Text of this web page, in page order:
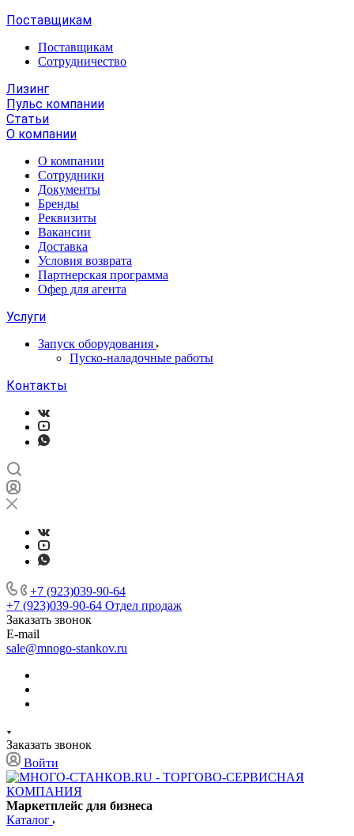
Поставщикам
Поставщикам
Сотрудничество
Лизинг
Пульс компании
Статьи
О компании
О компании
Сотрудники
Документы
Бренды
Реквизиты
Вакансии
Доставка
Условия возврата
Партнерская программа
Офер для агента
Услуги
Запуск оборудования
Пуско-наладочные работы
Контакты
+7 (923)039-90-64
+7 (923)039-90-64 Отдел продаж
Заказать звонок
E-mail
sale@mnogo-stankov.ru
Заказать звонок
Войти
Маркетплейс для бизнеса
Каталог